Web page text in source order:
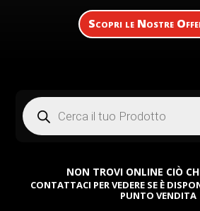
Scopri le Nostre
Products
search
NON TROVI ONLINE CIÒ
CONTATTACI PER VEDERE SE È
PUNTO VENDITA